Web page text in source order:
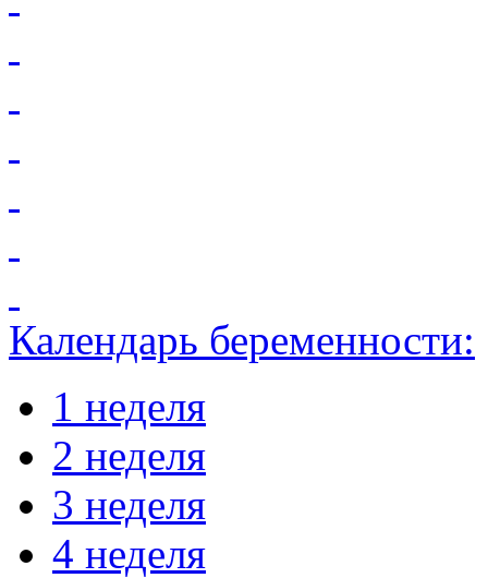
Календарь беременности:
1 неделя
2 неделя
3 неделя
4 неделя